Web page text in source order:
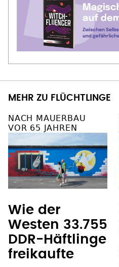
MEHR ZU FLÜCHTLINGE
NACH MAUERBAU
VOR 65 JAHREN
Wie der
Westen 33.755
DDR-Häftlinge
freikaufte